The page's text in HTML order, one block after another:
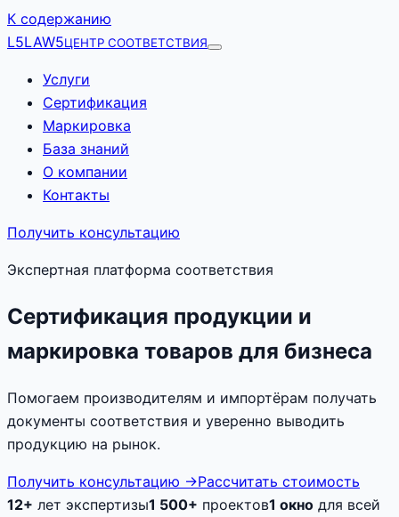
К содержанию
L5LAW5ЦЕНТР СООТВЕТСТВИЯ
Услуги
Сертификация
Маркировка
База знаний
О компании
Контакты
Получить консультацию
Экспертная платформа соответствия
Сертификация продукции и
маркировка товаров для бизнеса
Помогаем производителям и импортёрам получать
документы соответствия и уверенно выводить
продукцию на рынок.
Получить консультацию →Рассчитать стоимость
12+ лет экспертизы1 500+ проектов1 окно для всей